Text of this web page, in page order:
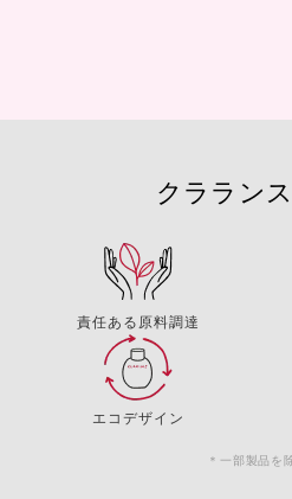
クララン
責任ある原料調達
エコデザイン
＊一部製品を